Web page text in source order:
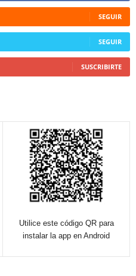
SEGUIR
SEGUIR
SUSCRIBIRTE
Utilice este código QR para
instalar la app en Android